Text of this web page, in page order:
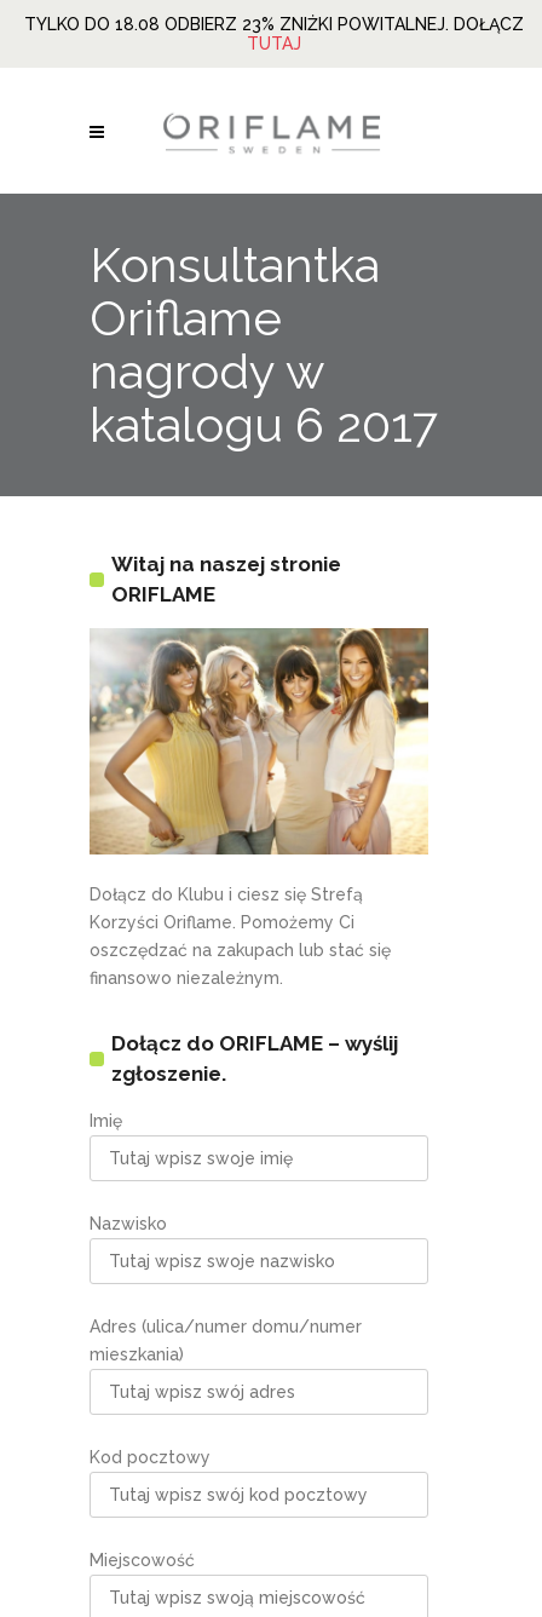
TYLKO DO 18.08 ODBIERZ 23% ZNIŻKI POWITALNEJ. DOŁĄCZ
TUTAJ
Konsultantka
Oriflame
nagrody w
katalogu 6 2017
Witaj na naszej stronie
ORIFLAME
Dołącz do Klubu i ciesz się Strefą
Korzyści Oriflame. Pomożemy Ci
oszczędzać na zakupach lub stać się
finansowo niezależnym.
Dołącz do ORIFLAME – wyślij
zgłoszenie.
Imię
Nazwisko
Adres (ulica/numer domu/numer
mieszkania)
Kod pocztowy
Miejscowość